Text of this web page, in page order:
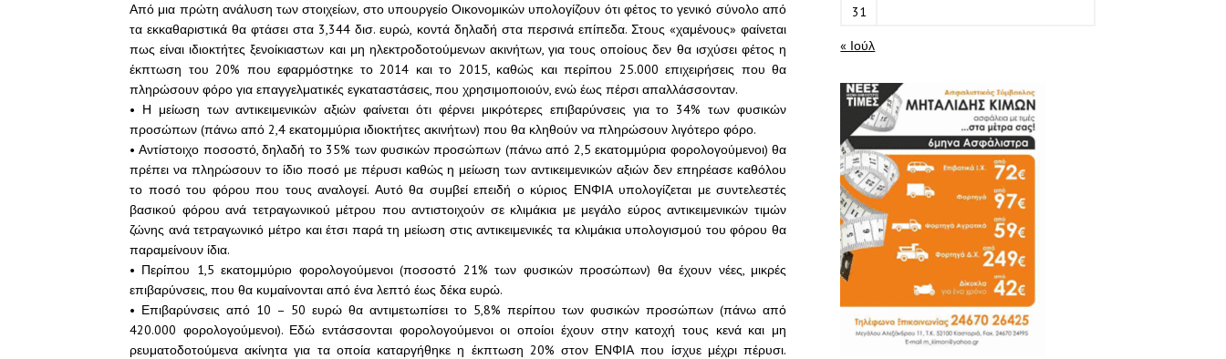
Από μια πρώτη ανάλυση των στοιχείων, στο υπουργείο Οικονομικών υπολογίζουν ότι φέτος το γενικό σύνολο από
τα εκκαθαριστικά θα φτάσει στα 3,344 δισ. ευρώ, κοντά δηλαδή στα περσινά επίπεδα. Στους «χαμένους» φαίνεται
πως είναι ιδιοκτήτες ξενοίκιαστων και μη ηλεκτροδοτούμενων ακινήτων, για τους οποίους δεν θα ισχύσει φέτος η
έκπτωση του 20% που εφαρμόστηκε το 2014 και το 2015, καθώς και περίπου 25.000 επιχειρήσεις που θα
πληρώσουν φόρο για επαγγελματικές εγκαταστάσεις, που χρησιμοποιούν, ενώ έως πέρσι απαλλάσσονταν.
• Η μείωση των αντικειμενικών αξιών φαίνεται ότι φέρνει μικρότερες επιβαρύνσεις για το 34% των φυσικών
προσώπων (πάνω από 2,4 εκατομμύρια ιδιοκτήτες ακινήτων) που θα κληθούν να πληρώσουν λιγότερο φόρο.
• Αντίστοιχο ποσοστό, δηλαδή το 35% των φυσικών προσώπων (πάνω από 2,5 εκατομμύρια φορολογούμενοι) θα
πρέπει να πληρώσουν το ίδιο ποσό με πέρυσι καθώς η μείωση των αντικειμενικών αξιών δεν επηρέασε καθόλου
το ποσό του φόρου που τους αναλογεί. Αυτό θα συμβεί επειδή ο κύριος ΕΝΦΙΑ υπολογίζεται με συντελεστές
βασικού φόρου ανά τετραγωνικού μέτρου που αντιστοιχούν σε κλιμάκια με μεγάλο εύρος αντικειμενικών τιμών
ζώνης ανά τετραγωνικό μέτρο και έτσι παρά τη μείωση στις αντικειμενικές τα κλιμάκια υπολογισμού του φόρου θα
παραμείνουν ίδια.
• Περίπου 1,5 εκατομμύριο φορολογούμενοι (ποσοστό 21% των φυσικών προσώπων) θα έχουν νέες, μικρές
επιβαρύνσεις, που θα κυμαίνονται από ένα λεπτό έως δέκα ευρώ.
• Επιβαρύνσεις από 10 – 50 ευρώ θα αντιμετωπίσει το 5,8% περίπου των φυσικών προσώπων (πάνω από
420.000 φορολογούμενοι). Εδώ εντάσσονται φορολογούμενοι οι οποίοι έχουν στην κατοχή τους κενά και μη
ρευματοδοτούμενα ακίνητα για τα οποία καταργήθηκε η έκπτωση 20% στον ΕΝΦΙΑ που ίσχυε μέχρι πέρυσι.
31
« Ιούλ